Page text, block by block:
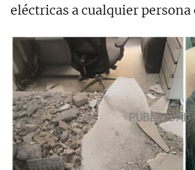
eléctricas a cualquier persona